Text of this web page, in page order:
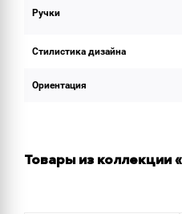
Ручки
Стилистика дизайна
Ориентация
Товары из коллекции